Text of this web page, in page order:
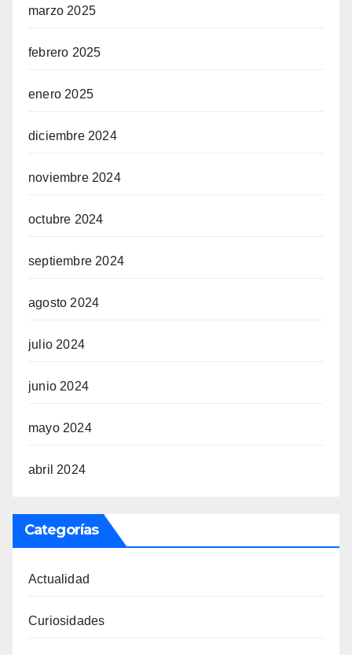
marzo 2025
febrero 2025
enero 2025
diciembre 2024
noviembre 2024
octubre 2024
septiembre 2024
agosto 2024
julio 2024
junio 2024
mayo 2024
abril 2024
Categorías
Actualidad
Curiosidades